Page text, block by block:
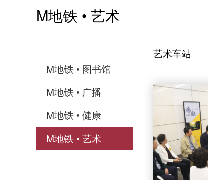
M地铁 • 艺术
M地铁 • 图书馆
M地铁 • 广播
M地铁 • 健康
M地铁 • 艺术
艺术车站